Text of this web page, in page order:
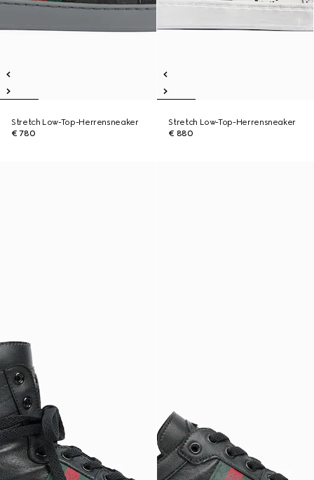
Stretch Low-Top-Herrensneaker
€ 780
Stretch Low-Top-Herrensneaker
€ 880